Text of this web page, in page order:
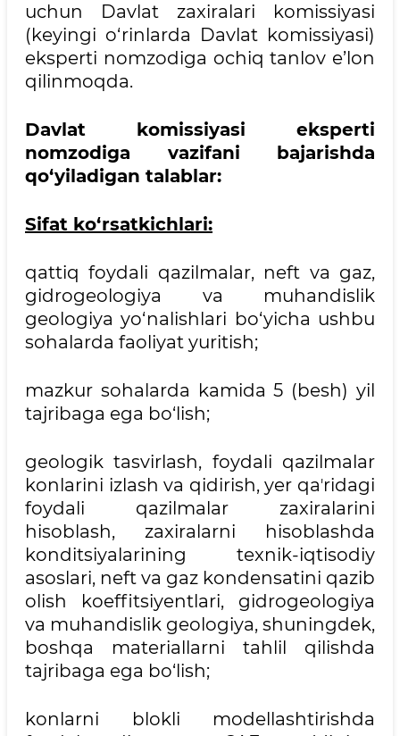
uchun Davlat zaxiralari komissiyasi
(keyingi o‘rinlarda Davlat komissiyasi)
eksperti nomzodiga ochiq tanlov e’lon
qilinmoqda.
Davlat komissiyasi eksperti
nomzodiga vazifani bajarishda
qo‘yiladigan talablar:
Sifat ko‘rsatkichlari:
qattiq foydali qazilmalar, neft va gaz,
gidrogeologiya va muhandislik
geologiya yo‘nalishlari bo‘yicha ushbu
sohalarda faoliyat yuritish;
mazkur sohalarda kamida 5 (besh) yil
tajribaga ega bo‘lish;
geologik tasvirlash, foydali qazilmalar
konlarini izlash va qidirish, yer qaʼridagi
foydali qazilmalar zaxiralarini
hisoblash, zaxiralarni hisoblashda
konditsiyalarining texnik-iqtisodiy
asoslari, neft va gaz kondensatini qazib
olish koeffitsiyentlari, gidrogeologiya
va muhandislik geologiya, shuningdek,
boshqa materiallarni tahlil qilishda
tajribaga ega bo‘lish;
konlarni blokli modellashtirishda